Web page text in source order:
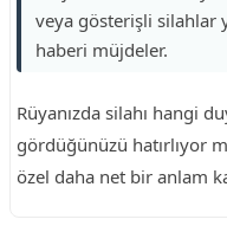
veya gösterişli silahlar
haberi müjdeler.
Rüyanızda silahı hangi
gördüğünüzü hatırlıyor
özel daha net bir anlam